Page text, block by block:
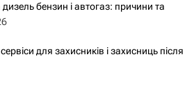
дизель бензин і автогаз: причини та
для захисників і захисниць після